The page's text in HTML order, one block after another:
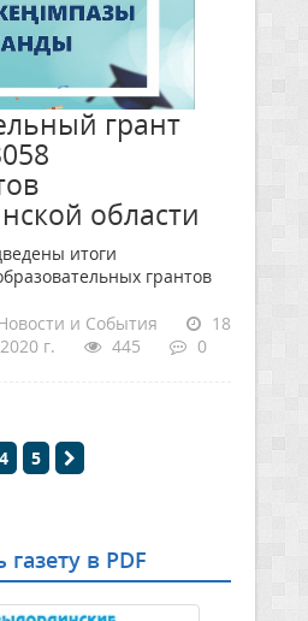
грант
области
итоги
грантов
и События
18
г.
445 0
4 5
газету в PDF